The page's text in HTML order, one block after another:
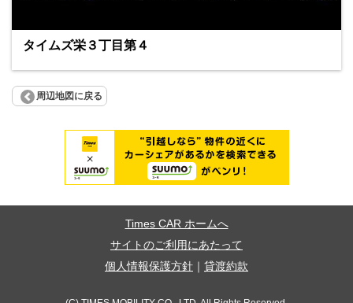
タイムズ栄３丁目第４
周辺地図に戻る
Times CAR ホームへ
サイトのご利用にあたって
個人情報保護方針
貸渡約款